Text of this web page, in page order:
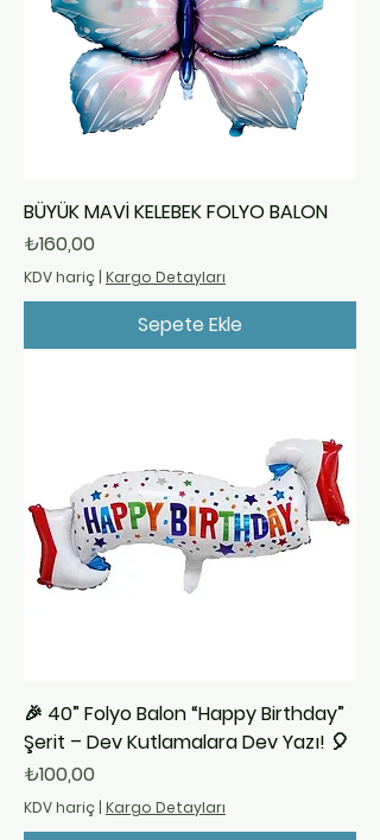
BÜYÜK MAVİ KELEBEK FOLYO BALON
Fiyat
₺160,00
KDV hariç | Kargo Detayları
Sepete Ekle
🎉 40” Folyo Balon “Happy Birthday”
Şerit – Dev Kutlamalara Dev Yazı! 🎈
Fiyat
₺100,00
KDV hariç | Kargo Detayları